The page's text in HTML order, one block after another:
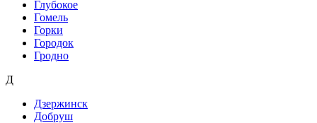
Глубокое
Гомель
Горки
Городок
Гродно
Д
Дзержинск
Добруш